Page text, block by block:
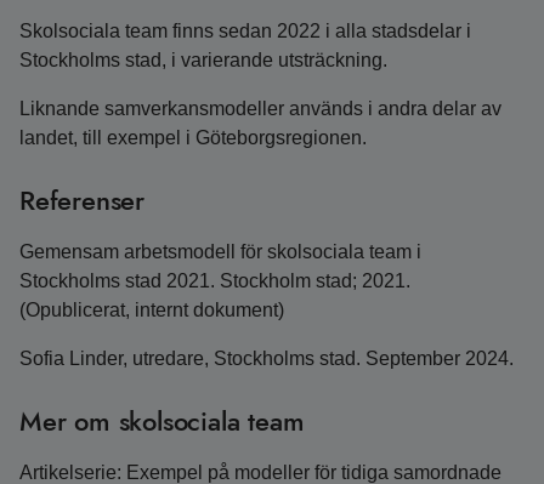
Skolsociala team finns sedan 2022 i alla stadsdelar i
Stockholms stad, i varierande utsträckning.
Liknande samverkansmodeller används i andra delar av
landet, till exempel i Göteborgsregionen.
Referenser
Gemensam arbetsmodell för skolsociala team i
Stockholms stad 2021. Stockholm stad; 2021.
(Opublicerat, internt dokument)
Sofia Linder, utredare, Stockholms stad. September 2024.
Mer om skolsociala team
Artikelserie: Exempel på modeller för tidiga samordnade